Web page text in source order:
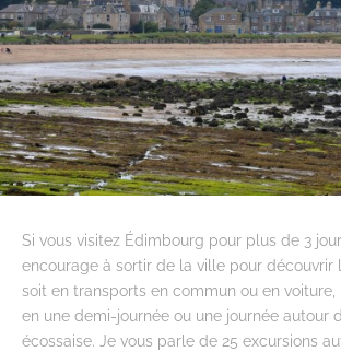
Si vous visitez Édimbourg pour plus de 3
encourage à sortir de la ville pour découvrir
soit en transports en commun ou en
en une demi-journée ou une journée autour
écossaise. Je vous parle de 25 excursions